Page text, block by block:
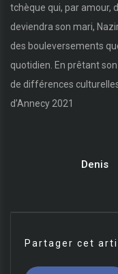
tchèque qui, par amour,
deviendra son mari,
des bouleversements
quotidien. En prêtant
de différences
d’Annecy 2021
Denis
Partager cet